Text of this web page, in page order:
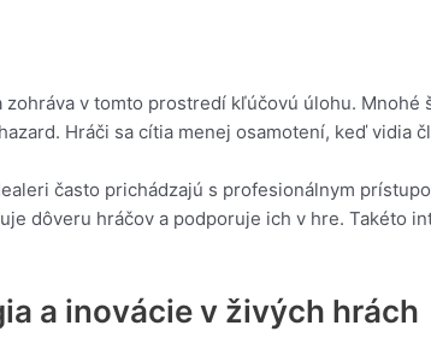
zohráva v tomto prostredí kľúčovú úlohu.
Hráči sa cítia menej osamotení, keď vidia
často prichádzajú s profesionálnym
dôveru hráčov a podporuje ich v hre. Takéto
a inovácie v živých hrách